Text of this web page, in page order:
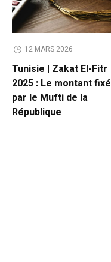
12 MARS 2026
Tunisie | Zakat El-Fitr
2025 : Le montant fixé
par le Mufti de la
République